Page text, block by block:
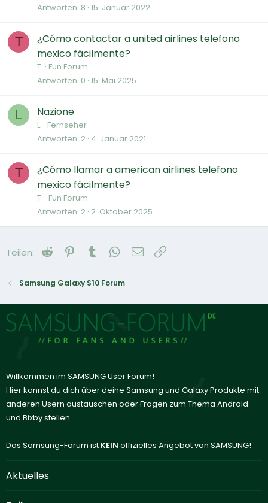
Antworten 8 15. Januar 2022
T
¿Cómo contactar a united airlines telefono
mexico fácilmente?
T. Fun Forum
Antworten 0 15. Mai 2025
L Nazione
L. Fernseher
Antworten 2 4. Januar 2021
T
¿Cómo llamar a american airlines telefono
mexico fácilmente?
T. Fun Forum
Antworten 2 2. Oktober 2025
Teilen: Reddit Pinterest
Tumblr WhatsApp
E-Mail
Samsung Galaxy S10 Forum
Willkommen im SAMSUNG User Forum!
Hier kannst du dich über deine Samsung und Galaxy Produkte mit
anderen Usern austauschen oder Fragen zum Thema Android
und Bixby stellen.
Das Samsung-Forum ist KEIN offizielles Angebot von SAMSUNG!
Aktuelles